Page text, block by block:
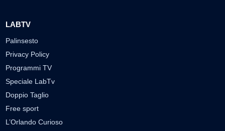
LABTV
Palinsesto
Privacy Policy
Programmi TV
Speciale LabTv
Doppio Taglio
Free sport
L’Orlando Curioso